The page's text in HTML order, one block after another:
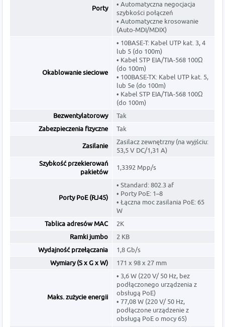
Porty
• Automatyczna negocjacja
szybkości połączeń
• Automatyczne krosowanie
(Auto-MDI/MDIX)
Okablowanie sieciowe
• 10BASE-T: Kabel UTP kat. 3, 4
lub 5 (do 100m)
• Kabel STP EIA/TIA-568 100Ω
(do 100m)
• 100BASE-TX: Kabel UTP kat. 5,
lub 5e (do 100m)
• Kabel STP EIA/TIA-568 100Ω
(do 100m)
Bezwentylatorowy
Tak
Zabezpieczenia fizyczne
Tak
Zasilanie
Zasilacz zewnętrzny (na wyjściu:
53,5 V DC/1,31 A)
Szybkość przekierowań
pakietów
1,3392 Mpp/s
Porty PoE (RJ45)
• Standard: 802.3 af
• Porty PoE: 1–8
• Łączna moc zasilania PoE: 65
W
Tablica adresów MAC
2K
Ramki jumbo
2 KB
Wydajność przełączania
1,8 Gb/s
Wymiary (S x G x W)
171 x 98 x 27 mm
Maks. zużycie energii
• 3,6 W (220 V/ 50 Hz, bez
podłączonego urządzenia z
obsługą PoE)
• 77,08 W (220 V/ 50 Hz,
podłączone urządzenie z
obsługą PoE o mocy 65)